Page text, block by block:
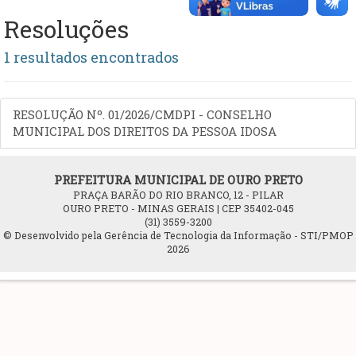
Resoluções
1 resultados encontrados
RESOLUÇÃO Nº. 01/2026/CMDPI - CONSELHO
MUNICIPAL DOS DIREITOS DA PESSOA IDOSA
PREFEITURA MUNICIPAL DE OURO PRETO
PRAÇA BARÃO DO RIO BRANCO, 12 - PILAR
OURO PRETO - MINAS GERAIS | CEP 35402-045
(31) 3559-3200
© Desenvolvido pela Gerência de Tecnologia da Informação - STI/PMOP
2026